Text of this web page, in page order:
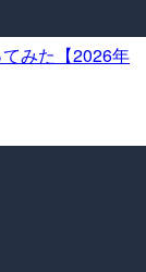
みた【2026年